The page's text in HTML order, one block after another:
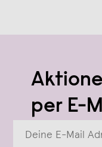
per E-